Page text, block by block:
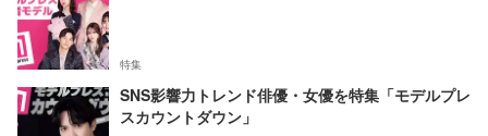
特集
SNS影響力トレンド俳優・女優を特集「モデルプレ
スカウントダウン」